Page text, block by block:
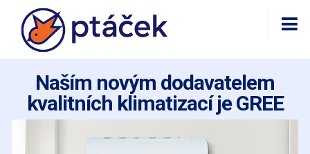
Naším novým dodavatelem
kvalitních klimatizací je GREE